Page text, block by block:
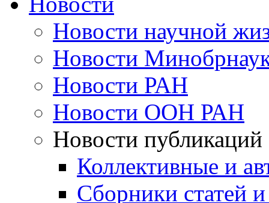
Новости научной
Новости
Новости РАН
Новости ООН РАН
Новости публикаций
Коллективные и
Сборники статей